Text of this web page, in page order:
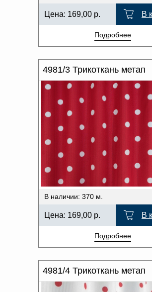
Цена: 169,00 р. В
Подробнее
4981/3 Трикоткань метап
В наличии: 370 м.
Цена: 169,00 р. В
Подробнее
4981/4 Трикоткань метап